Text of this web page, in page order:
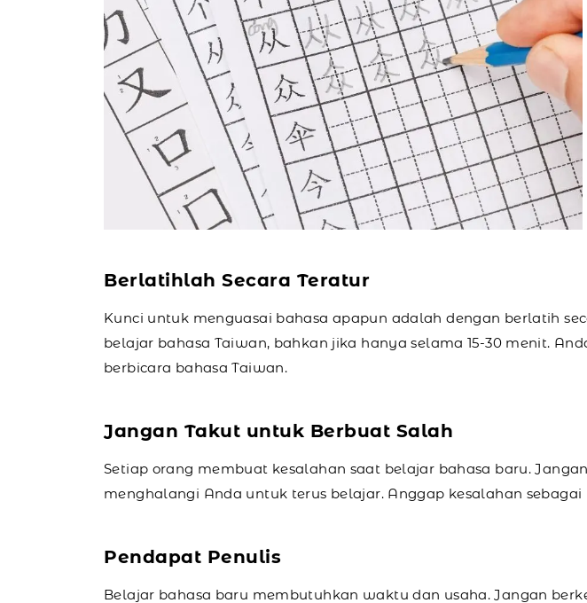
Berlatihlah Secara Teratur
Kunci untuk menguasai bahasa apapun adalah dengan berlatih
belajar bahasa Taiwan, bahkan jika hanya selama 15-30 menit.
berbicara bahasa Taiwan.
Jangan Takut untuk Berbuat Salah
Setiap orang membuat kesalahan saat belajar bahasa baru.
menghalangi Anda untuk terus belajar. Anggap kesalahan
Pendapat Penulis
Belajar bahasa baru membutuhkan waktu dan usaha. Jangan